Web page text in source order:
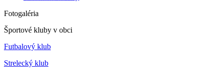
Fotogaléria
Športové kluby v obci
Futbalový klub
Strelecký klub